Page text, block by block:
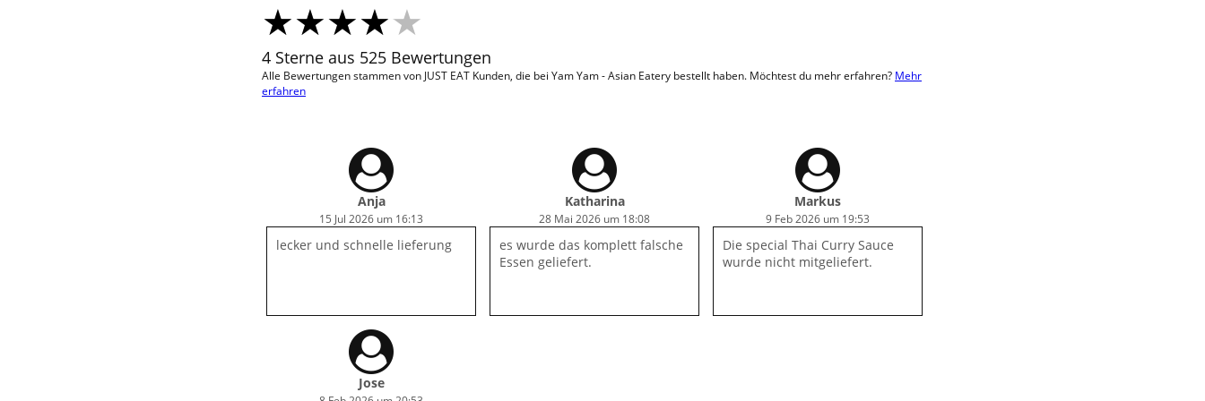
4 Sterne aus 525 Bewertungen
Alle Bewertungen stammen von JUST EAT Kunden, die bei Yam Yam - Asian Eatery bestellt haben. Möchtest du mehr erfahren? Mehr
erfahren
Anja
15 Jul 2026 um 16:13
lecker und schnelle lieferung
Katharina
28 Mai 2026 um 18:08
es wurde das komplett falsche
Essen geliefert.
Markus
9 Feb 2026 um 19:53
Die special Thai Curry Sauce
wurde nicht mitgeliefert.
Jose